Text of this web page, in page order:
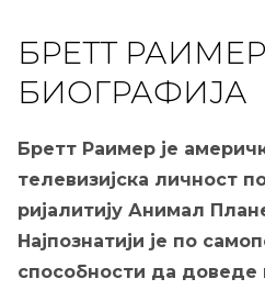
БРЕТТ РАИМЕР
БИОГРАФИЈА
Бретт Раимер је
телевизијска личност
ријалитију Анимал
Најпознатији је по
способности да доведе